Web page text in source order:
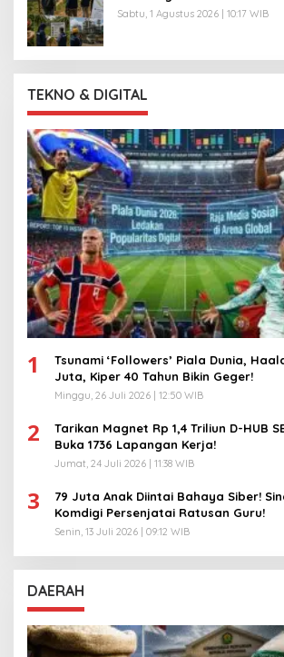
Sabtu, 1 Agustus 2026 | 10:17 WIB
TEKNO & DIGITAL
1
Tsunami ‘Followers’ Piala Dunia,
Juta, Kiper 40 Tahun Bikin Geger!
Minggu, 26 Juli 2026 | 12:50 WIB
2
Tarikan Magnet Rp 1,4 Triliun D-HUB
Buka 1736 Lapangan Kerja!
Jumat, 24 Juli 2026 | 11:38 WIB
3
79 Juta Anak Diintai Bahaya Siber!
Komdigi Persenjatai Ratusan Guru!
Senin, 13 Juli 2026 | 09:12 WIB
DAERAH